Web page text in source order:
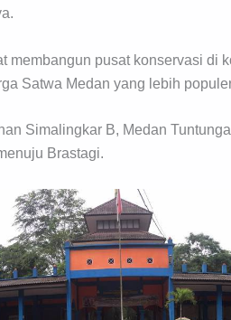
membangun pusat konservasi di
Satwa Medan yang lebih
Simalingkar B, Medan
Brastagi.